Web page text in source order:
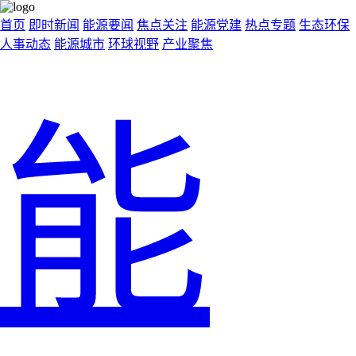
首页 即时新闻 能源要闻 焦点关注 能源党建 热点专题 生态环保
人事动态 能源城市 环球视野 产业聚焦
能